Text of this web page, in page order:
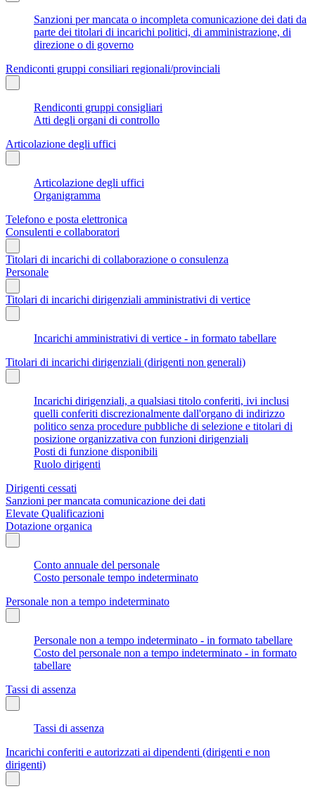
Sanzioni per mancata o incompleta comunicazione dei dati da
parte dei titolari di incarichi politici, di amministrazione, di
direzione o di governo
Rendiconti gruppi consiliari regionali/provinciali
Rendiconti gruppi consigliari
Atti degli organi di controllo
Articolazione degli uffici
Articolazione degli uffici
Organigramma
Telefono e posta elettronica
Consulenti e collaboratori
Titolari di incarichi di collaborazione o consulenza
Personale
Titolari di incarichi dirigenziali amministrativi di vertice
Incarichi amministrativi di vertice - in formato tabellare
Titolari di incarichi dirigenziali (dirigenti non generali)
Incarichi dirigenziali, a qualsiasi titolo conferiti, ivi inclusi
quelli conferiti discrezionalmente dall'organo di indirizzo
politico senza procedure pubbliche di selezione e titolari di
posizione organizzativa con funzioni dirigenziali
Posti di funzione disponibili
Ruolo dirigenti
Dirigenti cessati
Sanzioni per mancata comunicazione dei dati
Elevate Qualificazioni
Dotazione organica
Conto annuale del personale
Costo personale tempo indeterminato
Personale non a tempo indeterminato
Personale non a tempo indeterminato - in formato tabellare
Costo del personale non a tempo indeterminato - in formato
tabellare
Tassi di assenza
Tassi di assenza
Incarichi conferiti e autorizzati ai dipendenti (dirigenti e non
dirigenti)